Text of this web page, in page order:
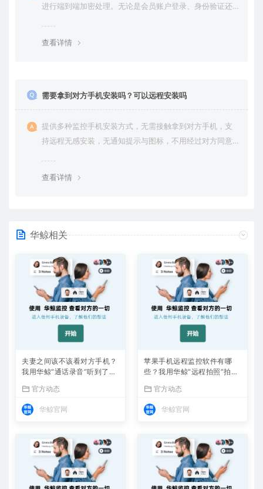
进行端到端加密处理。无论是会员账户登录、身份验证还
查看详情
需要拿到对方手机安装吗？可以远程安装吗
提供多种监控手机安装方式，无需接触拿到对方手机，支
持远程无感安装，无通知提示与图标，不用经过对方同意
查看详情
华鲸相关
夫妻之间该不该看对方手机？
我用华鲸“通话录音”听到了答
官方动态
华鲸官网
苹果手机远程监控软件有哪
些？我用华鲸“远程拍照”拍到
官方动态
华鲸官网